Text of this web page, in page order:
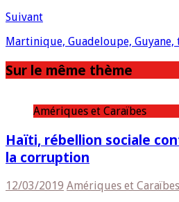
Suivant
Martinique, Guadeloupe,
Sur le même thème
Amériques et Caraïbes
Haïti, rébellion sociale
la corruption
12/03/2019 Amériques et Caraïbes